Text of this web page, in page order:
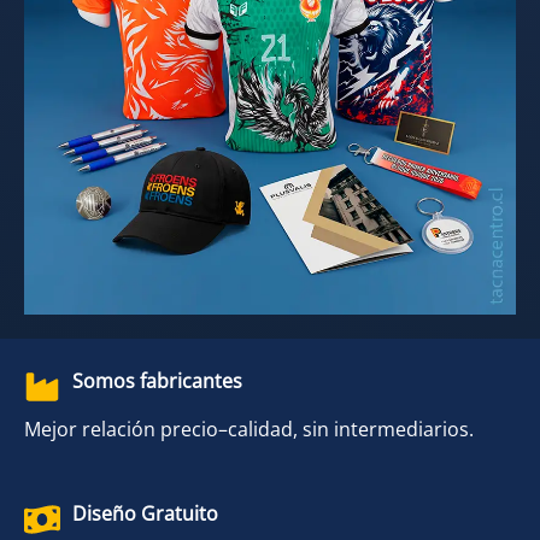
Somos fabricantes
Mejor relación precio–calidad, sin intermediarios.
Diseño Gratuito